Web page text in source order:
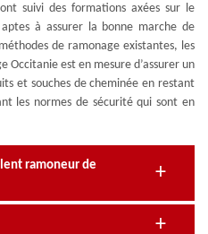
suivi des formations axées sur le
à assurer la bonne marche de
de ramonage existantes, les
Occitanie est en mesure d’assurer un
et souches de cheminée en restant
les normes de sécurité qui sont en
ramoneur de